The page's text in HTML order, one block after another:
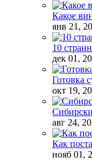
Какое
янв 21,
10
дек 01,
Готовка
окт 19,
авг 24,
Как
нояб 01,